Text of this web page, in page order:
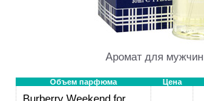
Аромат для мужчин
Объем парфюма Цена
Burberry Weekend for